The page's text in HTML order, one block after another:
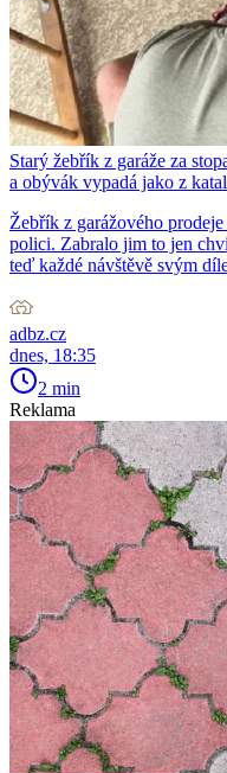
Starý žebřík z garáže za
a obývák vypadá jako z
Žebřík z garážového
polici. Zabralo jim to jen
teď každé návštěvě svým
adbz.cz
dnes, 18:35
2 min
Reklama